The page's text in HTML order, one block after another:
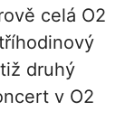
celá O2
druhý
v O2